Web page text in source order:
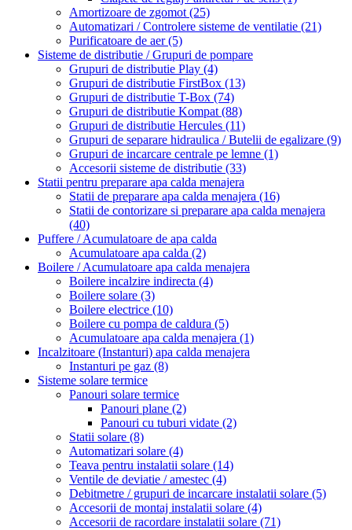
Amortizoare de zgomot (25)
Automatizari / Controlere sisteme de ventilatie (21)
Purificatoare de aer(5)
Sisteme de distributie / Grupuri de pompare
Grupuri de distributie Play (4)
Grupuri de distributie FirstBox (13)
Grupuri de distributie T-Box (74)
Grupuri de distributie Kompat (88)
Grupuri de distributie Hercules (11)
Grupuri de separare hidraulica / Butelii de egalizare (9)
Grupuri de incarcare centrale pe lemne (1)
Accesorii sisteme de distributie (33)
Statii pentru preparare apa calda menajera
Statii de preparare apa calda menajera (16)
Statii de contorizare si preparare apa calda menajera
(40)
Puffere / Acumulatoare de apa calda
Acumulatoare apa calda (2)
Boilere / Acumulatoare apa calda menajera
Boilere incalzire indirecta (4)
Boilere solare (3)
Boilere electrice (10)
Boilere cu pompa de caldura (5)
Acumulatoare apa calda menajera (1)
Incalzitoare (Instanturi) apa calda menajera
Instanturi pe gaz (8)
Sisteme solare termice
Panouri solare termice
Panouri plane (2)
Panouri cu tuburi vidate (2)
Statii solare (8)
Automatizari solare (4)
Teava pentru instalatii solare (14)
Ventile de deviatie / amestec (4)
Debitmetre / grupuri de incarcare instalatii solare (5)
Accesorii de montaj instalatii solare (4)
Accesorii de racordare instalatii solare (71)